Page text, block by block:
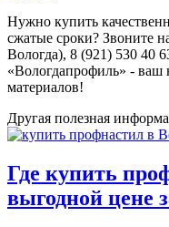
Нужно купить
сжатые сроки? Звоните
Вологда), 8 (921) 530 40
«Вологдапрофиль» -
материалов!
Другая полезная
Где купить
выгодной цене